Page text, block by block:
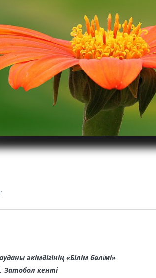
әкімдігінің «Білім бөлімі»
Затобол кенті